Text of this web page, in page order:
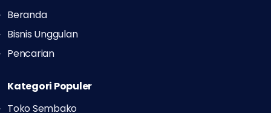
Beranda
Bisnis Unggulan
Pencarian
Kategori Populer
Toko Sembako